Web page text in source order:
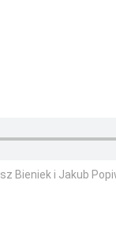
Bieniek i Jakub